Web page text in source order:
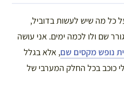
כל מה שיש לעשות בדוביל,
שם ולו לכמה ימים. אני עושה
נופש מקסים שם, אלא בגלל
כוכב בכל החלק המערבי של